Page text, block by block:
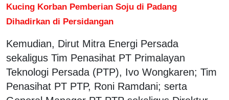
Kucing Korban Pemberian Soju di Padang
Dihadirkan di Persidangan
Kemudian, Dirut Mitra Energi Persada
sekaligus Tim Penasihat PT Primalayan
Teknologi Persada (PTP), Ivo Wongkaren; Tim
Penasihat PT PTP, Roni Ramdani; serta